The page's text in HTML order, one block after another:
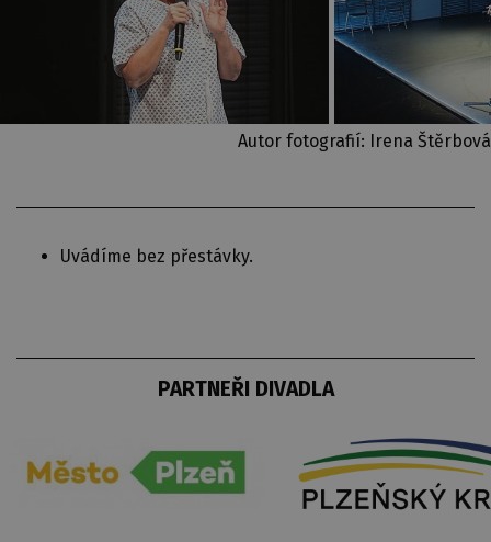
Autor fotografií: Irena Štěrbová
Uvádíme bez přestávky.
PARTNEŘI DIVADLA